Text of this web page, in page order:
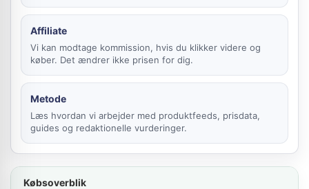
Affiliate
Vi kan modtage kommission, hvis du klikker videre og
køber. Det ændrer ikke prisen for dig.
Metode
Læs hvordan vi arbejder med produktfeeds, prisdata,
guides og redaktionelle vurderinger.
Købsoverblik